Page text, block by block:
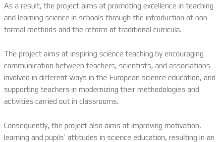
As a result, the project aims at promoting excellence in teaching
and learning science in schools through the introduction of non-
formal methods and the reform of traditional curricula.
The project aims at inspiring science teaching by encouraging
communication between teachers, scientists, and associations
involved in different ways in the European science education, and
supporting teachers in modernizing their methodologies and
activities carried out in classrooms.
Consequently, the project also aims at improving motivation,
learning and pupils’ attitudes in science education, resulting in an